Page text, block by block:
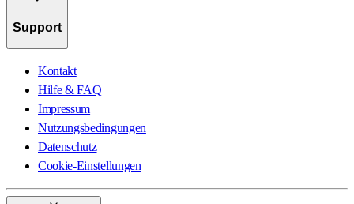
Support
Kontakt
Hilfe & FAQ
Impressum
Nutzungsbedingungen
Datenschutz
Cookie-Einstellungen